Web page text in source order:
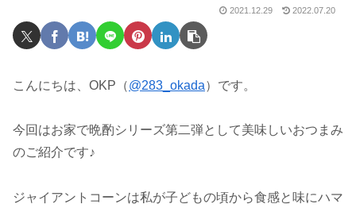
2021.12.29 2022.07.20
こんにちは、OKP（@283_okada）です。
今回はお家で晩酌シリーズ第二弾として美味しいおつまみ
のご紹介です♪
ジャイアントコーンは私が子どもの頃から食感と味にハマ